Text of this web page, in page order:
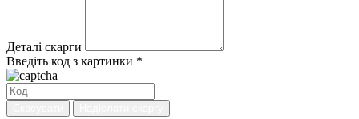
Деталі скарги
Введіть код з картинки *